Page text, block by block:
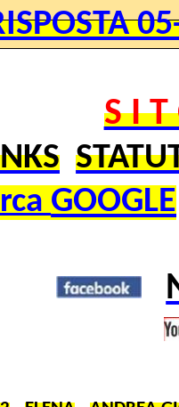
S I
GOOGLE